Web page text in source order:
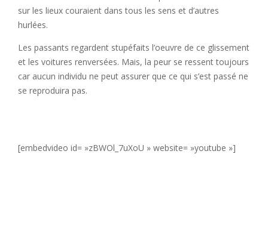
sur les lieux couraient dans tous les sens et d’autres
hurlées.
Les passants regardent stupéfaits l’oeuvre de ce glissement
et les voitures renversées. Mais, la peur se ressent toujours
car aucun individu ne peut assurer que ce qui s’est passé ne
se reproduira pas.
[embedvideo id= »zBWOl_7uXoU » website= »youtube »]